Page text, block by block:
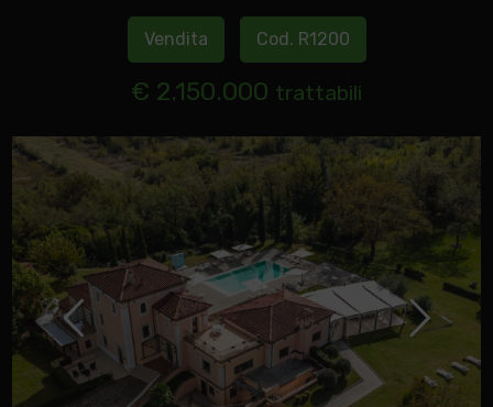
Vendita Cod. R1200
€ 2.150.000 trattabili